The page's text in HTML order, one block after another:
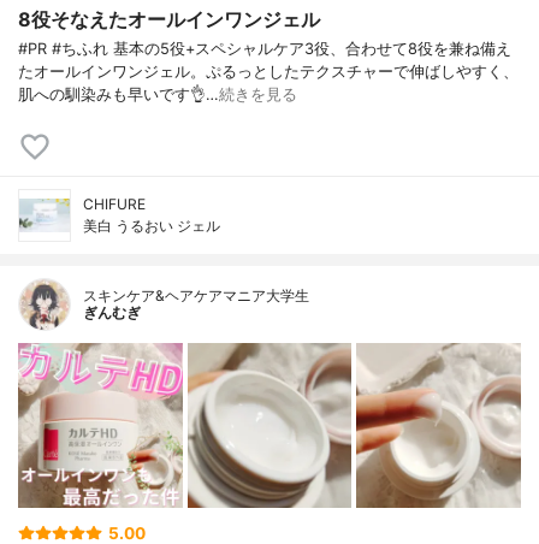
8役そなえたオールインワンジェル
#PR #ちふれ 基本の5役+スペシャルケア3役、合わせて8役を兼ね備え
たオールインワンジェル。ぷるっとしたテクスチャーで伸ばしやすく、
肌への馴染みも早いです👌…続きを見る
CHIFURE
美白 うるおい ジェル
スキンケア&ヘアケアマニア大学生
ぎんむぎ
5.00